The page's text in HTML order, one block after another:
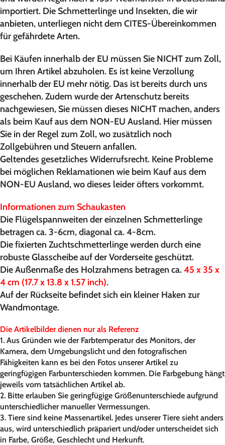
importiert. Die Schmetterlinge und Insekten, die wir
anbieten, unterliegen nicht dem CITES-Übereinkommen
für gefährdete Arten.
Bei Käufen innerhalb der EU müssen Sie NICHT zum Zoll,
um Ihren Artikel abzuholen. Es ist keine Verzollung
innerhalb der EU mehr nötig. Das ist bereits durch uns
geschehen. Zudem wurde der Artenschutz bereits
nachgewiesen, Sie müssen dieses NICHT machen, anders
als beim Kauf aus dem NON-EU Ausland. Hier müssen
Sie in der Regel zum Zoll, wo zusätzlich noch
Zollgebühren und Steuern anfallen.
Geltendes gesetzliches Widerrufsrecht. Keine Probleme
bei möglichen Reklamationen wie beim Kauf aus dem
NON-EU Ausland, wo dieses leider öfters vorkommt.
Informationen zum Schaukasten
Die Flügelspannweiten der einzelnen Schmetterlinge
betragen ca. 3-6cm, diagonal ca. 4-8cm.
Die fixierten Zuchtschmetterlinge werden durch eine
robuste Glasscheibe auf der Vorderseite geschützt.
Die Außenmaße des Holzrahmens betragen ca. 45 x 35 x
4 cm (17.7 x 13.8 x 1.57 inch).
Auf der Rückseite befindet sich ein kleiner Haken zur
Wandmontage.
Die Artikelbilder dienen nur als Referenz
1. Aus Gründen wie der Farbtemperatur des Monitors, der
Kamera, dem Umgebungslicht und den fotografischen
Fähigkeiten kann es bei den Fotos unserer Artikel zu
geringfügigen Farbunterschieden kommen. Die Farbgebung hängt
jeweils vom tatsächlichen Artikel ab.
2. Bitte erlauben Sie geringfügige Größenunterschiede aufgrund
unterschiedlicher manueller Vermessungen.
3. Tiere sind keine Massenartikel. Jedes unserer Tiere sieht anders
aus, wird unterschiedlich präpariert und/oder unterscheidet sich
in Farbe, Größe, Geschlecht und Herkunft.